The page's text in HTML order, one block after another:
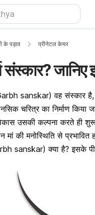
के पड़ाव प्रीनेटल केयर
संस्कार? जानिए
sanskar) वह संस्कार है,
चरित्र का निर्माण
उसकी कल्पना करते ही
मां की मनोस्थिति से
sanskar) क्या है? इसके